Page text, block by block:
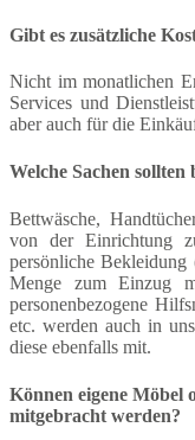
Gibt es zusätzliche
Nicht im monatlichen
Services und
aber auch für die
Welche Sachen
Bettwäsche,
von der Einrichtung
persönliche Bekleidung
Menge zum Einzug
personenbezogene
etc. werden auch in
diese ebenfalls mit.
Können eigene Möbel
mitgebracht werden?